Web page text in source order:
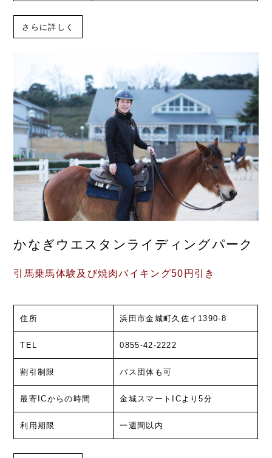
さらに詳しく
かなぎウエスタンライディングパーク
引馬乗馬体験及び焼肉バイキング50円引き
住所 浜田市金城町久佐イ1390-8
TEL 0855-42-2222
割引制限 バス団体も可
最寄ICからの時間 金城スマートICより5分
利用期限 一週間以内